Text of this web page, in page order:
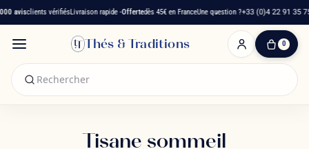
avisclients vérifiésLivraison rapide -Offertedès 45€ en FranceUne question ?+33 (0)4 22 91 35 75
Thés & Traditions 0
0
Tisane sommeil